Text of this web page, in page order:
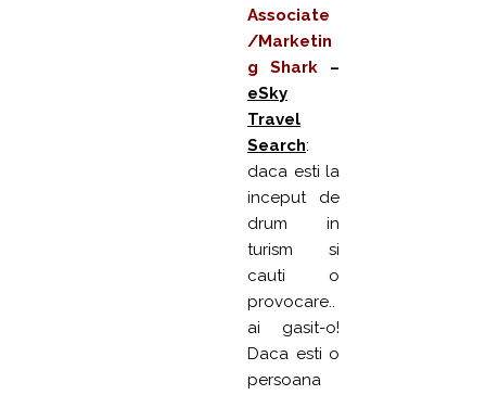
Associate
/Marketin
g Shark –
eSky
Travel
Search:
daca esti la
inceput de
drum in
turism si
cauti o
provocare..
ai gasit-o!
Daca esti o
persoana